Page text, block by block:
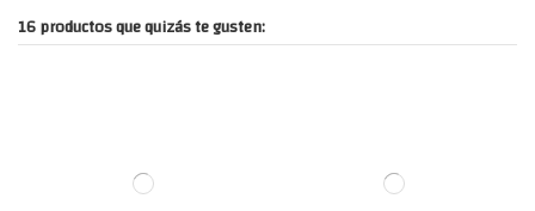
16 productos que quizás te gusten: